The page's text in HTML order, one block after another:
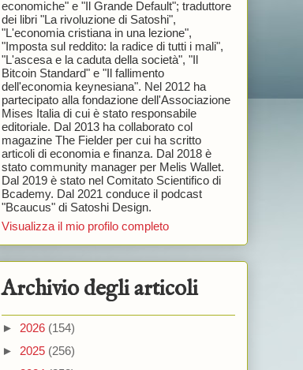
economiche" e "Il Grande Default"; traduttore
dei libri "La rivoluzione di Satoshi",
"L'economia cristiana in una lezione",
"Imposta sul reddito: la radice di tutti i mali",
"L'ascesa e la caduta della società", "Il
Bitcoin Standard" e "Il fallimento
dell'economia keynesiana". Nel 2012 ha
partecipato alla fondazione dell'Associazione
Mises Italia di cui è stato responsabile
editoriale. Dal 2013 ha collaborato col
magazine The Fielder per cui ha scritto
articoli di economia e finanza. Dal 2018 è
stato community manager per Melis Wallet.
Dal 2019 è stato nel Comitato Scientifico di
Bcademy. Dal 2021 conduce il podcast
"Bcaucus" di Satoshi Design.
Visualizza il mio profilo completo
Archivio degli articoli
► 2026 (154)
► 2025 (256)